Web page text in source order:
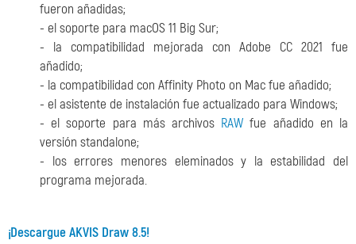
fueron añadidas;
- el soporte para macOS 11 Big Sur;
- la compatibilidad mejorada con Adobe CC 2021 fue
añadido;
- la compatibilidad con Affinity Photo on Mac fue añadido;
- el asistente de instalación fue actualizado para Windows;
- el soporte para más archivos RAW fue añadido en la
versión standalone;
- los errores menores eleminados y la estabilidad del
programa mejorada.
¡Descargue AKVIS Draw 8.5!